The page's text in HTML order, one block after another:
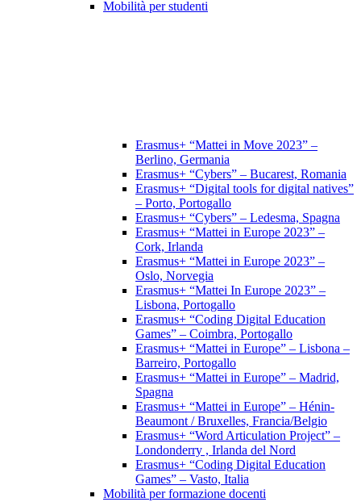
Mobilità per studenti
Erasmus+ “Mattei in Move 2023” –
Berlino, Germania
Erasmus+ “Cybers” – Bucarest, Romania
Erasmus+ “Digital tools for digital natives”
– Porto, Portogallo
Erasmus+ “Cybers” – Ledesma, Spagna
Erasmus+ “Mattei in Europe 2023” –
Cork, Irlanda
Erasmus+ “Mattei in Europe 2023” –
Oslo, Norvegia
Erasmus+ “Mattei In Europe 2023” –
Lisbona, Portogallo
Erasmus+ “Coding Digital Education
Games” – Coimbra, Portogallo
Erasmus+ “Mattei in Europe” – Lisbona –
Barreiro, Portogallo
Erasmus+ “Mattei in Europe” – Madrid,
Spagna
Erasmus+ “Mattei in Europe” – Hénin-
Beaumont / Bruxelles, Francia/Belgio
Erasmus+ “Word Articulation Project” –
Londonderry , Irlanda del Nord
Erasmus+ “Coding Digital Education
Games” – Vasto, Italia
Mobilità per formazione docenti